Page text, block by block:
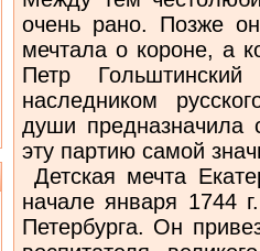
очень рано. Позже
мечтала о короне, а
Петр
наследником
души предназначила
эту партию самой
Детская мечта
начале января 1744
Петербурга. Он